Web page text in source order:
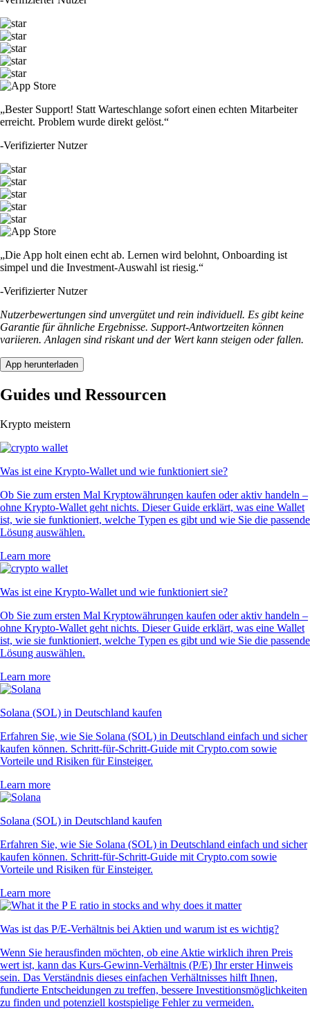
„Bester Support! Statt Warteschlange sofort einen echten Mitarbeiter
erreicht. Problem wurde direkt gelöst.“
-Verifizierter Nutzer
„Die App holt einen echt ab. Lernen wird belohnt, Onboarding ist
simpel und die Investment-Auswahl ist riesig.“
-Verifizierter Nutzer
Nutzerbewertungen sind unvergütet und rein individuell. Es gibt keine
Garantie für ähnliche Ergebnisse. Support-Antwortzeiten können
variieren. Anlagen sind riskant und der Wert kann steigen oder fallen.
App herunterladen
Guides und Ressourcen
Krypto meistern
Was ist eine Krypto-Wallet und wie funktioniert sie?
Ob Sie zum ersten Mal Kryptowährungen kaufen oder aktiv handeln –
ohne Krypto-Wallet geht nichts. Dieser Guide erklärt, was eine Wallet
ist, wie sie funktioniert, welche Typen es gibt und wie Sie die passende
Lösung auswählen.
Learn more
Was ist eine Krypto-Wallet und wie funktioniert sie?
Ob Sie zum ersten Mal Kryptowährungen kaufen oder aktiv handeln –
ohne Krypto-Wallet geht nichts. Dieser Guide erklärt, was eine Wallet
ist, wie sie funktioniert, welche Typen es gibt und wie Sie die passende
Lösung auswählen.
Learn more
Solana (SOL) in Deutschland kaufen
Erfahren Sie, wie Sie Solana (SOL) in Deutschland einfach und sicher
kaufen können. Schritt-für-Schritt-Guide mit Crypto.com sowie
Vorteile und Risiken für Einsteiger.
Learn more
Solana (SOL) in Deutschland kaufen
Erfahren Sie, wie Sie Solana (SOL) in Deutschland einfach und sicher
kaufen können. Schritt-für-Schritt-Guide mit Crypto.com sowie
Vorteile und Risiken für Einsteiger.
Learn more
Was ist das P/E-Verhältnis bei Aktien und warum ist es wichtig?
Wenn Sie herausfinden möchten, ob eine Aktie wirklich ihren Preis
wert ist, kann das Kurs-Gewinn-Verhältnis (P/E) Ihr erster Hinweis
sein. Das Verständnis dieses einfachen Verhältnisses hilft Ihnen,
fundierte Entscheidungen zu treffen, bessere Investitionsmöglichkeiten
zu finden und potenziell kostspielige Fehler zu vermeiden.